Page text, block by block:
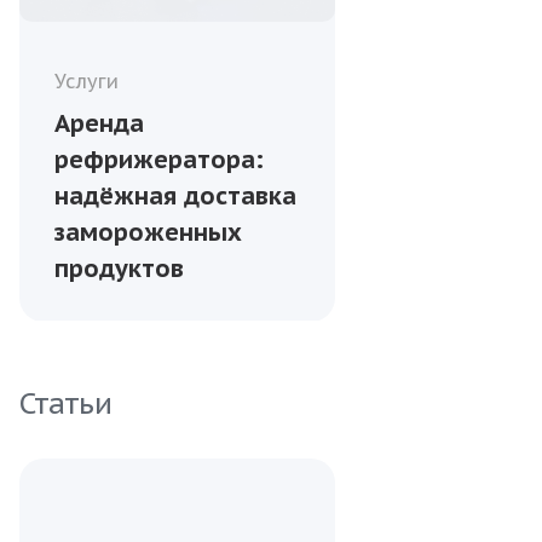
Услуги
Аренда
рефрижератора:
надёжная доставка
замороженных
продуктов
Статьи